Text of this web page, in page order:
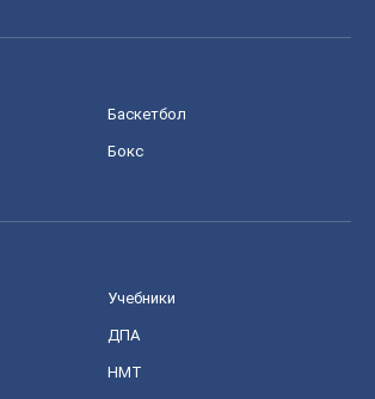
Баскетбол
Бокс
Учебники
ДПА
НМТ